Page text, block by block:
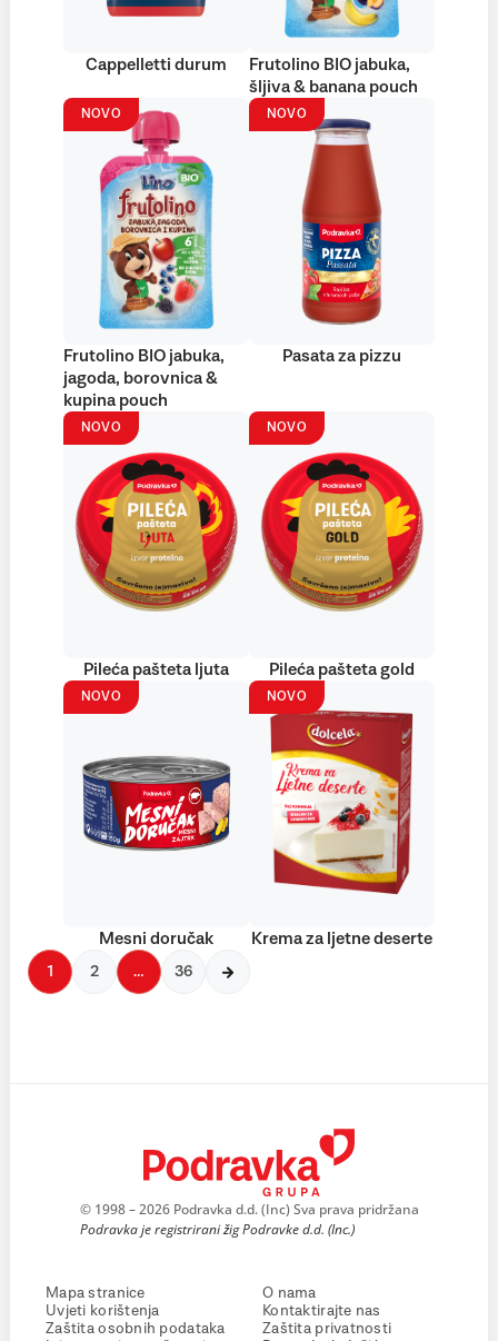
Cappelletti durum
Frutolino BIO jabuka,
šljiva & banana pouch
NOVO
Frutolino BIO jabuka,
jagoda, borovnica &
kupina pouch
NOVO
Pasata za pizzu
NOVO
Pileća pašteta ljuta
NOVO
Pileća pašteta gold
NOVO
Mesni doručak
NOVO
Krema za ljetne deserte
1 2 … 36
© 1998 – 2026 Podravka d.d. (Inc) Sva prava pridržana
Podravka je registrirani žig Podravke d.d. (Inc.)
Mapa stranice
Uvjeti korištenja
Zaštita osobnih podataka
O nama
Kontaktirajte nas
Zaštita privatnosti